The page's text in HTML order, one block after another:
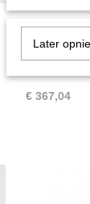
LED
Loxone LED
€ 367,04
Later